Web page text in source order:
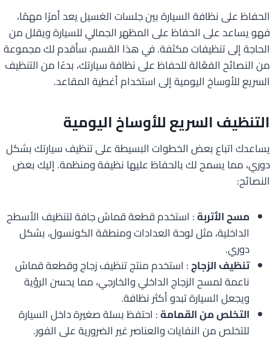
الحفاظ على نظافة السيارة بين جلسات الغسيل يعد أمرًا مهمًا،
فهو يساعد على الحفاظ على المظهر الجمالي للسيارة ويقلل من
الحاجة إلى تنظيفات مكثفة. في هذا القسم، سأقدم لك مجموعة
من النصائح الفعّالة للحفاظ على نظافة سيارتك، بدءًا من التنظيف
السريع للأوساخ اليومية إلى استخدام أغطية المقاعد.
التنظيف السريع للأوساخ اليومية
يساعدك اتباع بعض الخطوات البسيطة على تنظيف سيارتك بشكل
دوري، مما يسمح لك بالحفاظ عليها نظيفة ومنظمة. إليك بعض
النصائح:
مسح الأتربة: استخدم قطعة قماش جافة لتنظيف الأسطح
الداخلية، مثل لوحة العدادات ومنطقة الكونسول، بشكل
دوري.
تنظيف الزجاج: استخدم منتج تنظيف زجاج وقطعة قماش
ناعمة لمسح الزجاج الداخلي والخارجي، مما يحسن الرؤية
ويجعل السيارة تبدو أكثر نظافة.
التخلص من القمامة: احتفظ بسلة صغيرة داخل السيارة
للتخلص من النفايات والعناصر غير الضرورية على الفور.